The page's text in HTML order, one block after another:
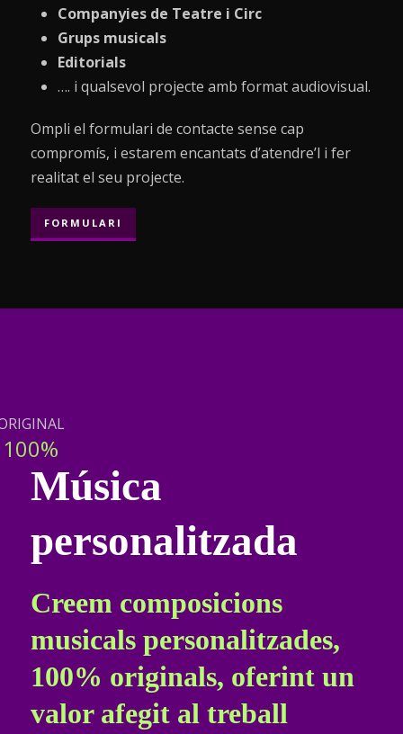
Companyies de Teatre i Circ
Grups musicals
Editorials
…. i qualsevol projecte amb format audiovisual.
Ompli el formulari de contacte sense cap
compromís, i estarem encantats d’atendre’l i fer
realitat el seu projecte.
FORMULARI
100%
Música
personalitzada
Creem composicions
musicals personalitzades,
100% originals, oferint un
valor afegit al treball